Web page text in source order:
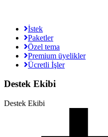
İstek
Paketler
Özel tema
Premium üyelikler
Ücretli İşler
Destek Ekibi
Destek Ekibi